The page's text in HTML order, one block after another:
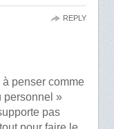
penser comme
personnel »
pas
REPLY